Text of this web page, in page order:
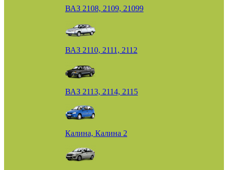
ВАЗ 2108, 2109, 21099
ВАЗ 2110, 2111, 2112
ВАЗ 2113, 2114, 2115
Калина, Калина 2